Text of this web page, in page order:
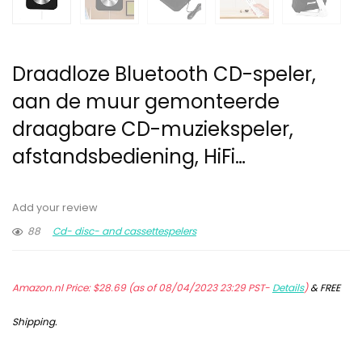
Draadloze Bluetooth CD-speler,
aan de muur gemonteerde
draagbare CD-muziekspeler,
afstandsbediening, HiFi…
Add your review
88
Cd- disc- and cassettespelers
Amazon.nl Price:$28.69(as of 08/04/2023 23:29 PST- Details)&FREE
Shipping.